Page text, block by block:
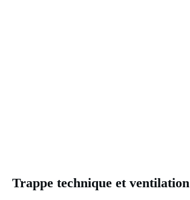
Trappe technique et ventilation